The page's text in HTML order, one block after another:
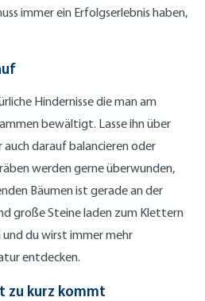
immer ein Erfolgserlebnis haben,
Hindernisse die man am
bewältigt. Lasse ihn über
darauf balancieren oder
werden gerne überwunden,
Bäumen ist gerade an der
große Steine laden zum Klettern
du wirst immer mehr
entdecken.
zu kurz kommt